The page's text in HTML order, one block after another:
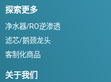
探索更多
净水器/RO逆渗透
滤芯/鹅颈龙头
客制化商品
关于我们